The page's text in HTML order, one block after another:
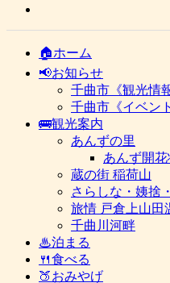
🏠ホーム
📢お知らせ
千曲市《観光情
千曲市《イベン
🚌観光案内
あんずの里
あんず開花
蔵の街 稲荷山
さらしな・姨捨
旅情 戸倉上山田
千曲川河畔
♨泊まる
🍴食べる
🍑おみやげ